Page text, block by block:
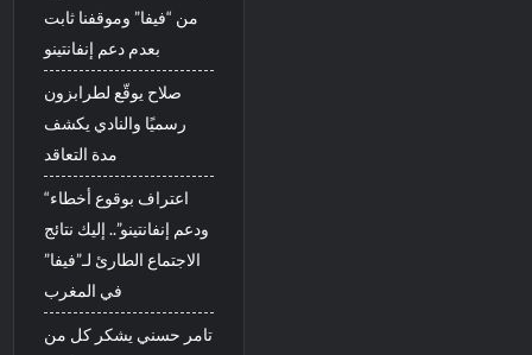
من “فيفا” وموقفنا ثابت
بعدم دعم إنفانتينو
صلاح يوقّع لطرابزون
رسميًا والنادي يكشف
مدة التعاقد
“اعتراف بوقوع أخطاء
ودعم إنفانتينو”.. إليك نتائج
الاجتماع الطارئ لـ”فيفا”
في المغرب
تامر حسني يشكر كل من